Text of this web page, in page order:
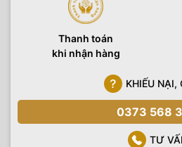
Thanh toán
khi nhận hàng
KHIẾU NẠI,
0373 568
TƯ